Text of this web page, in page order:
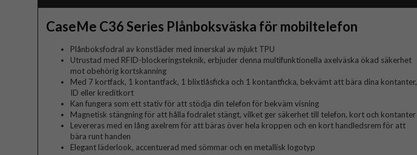
CaseMe C36 Series Plånboksväska för mobiltelefon
Plånboksfodral av konstläder med innerskal av mjukt TPU
Utrustad med RFID-blockeringsteknik, erbjuder denna multifunktionella axelväska ökad säkerhet
mot obehörig kortskanning
Med 7 kortfack, 1 kontantfack, 1 blixtlåsficka och 1 kontantficka, bekvämt att bära dina kontanter,
ID eller kreditkort
Kan fungera som ett stativ för att stödja din telefon för bekväm visning
Magnetisk stängning för att hålla fodralet stängt, vilket ger säkerhet till telefon, kort och kontanter
Levereras med en lång axelrem för att bäras över hela kroppen och en kort handledsrem för att
bära runt handen
Elegant läderlook, accentuerad med sömmar och en metallisk logotyp